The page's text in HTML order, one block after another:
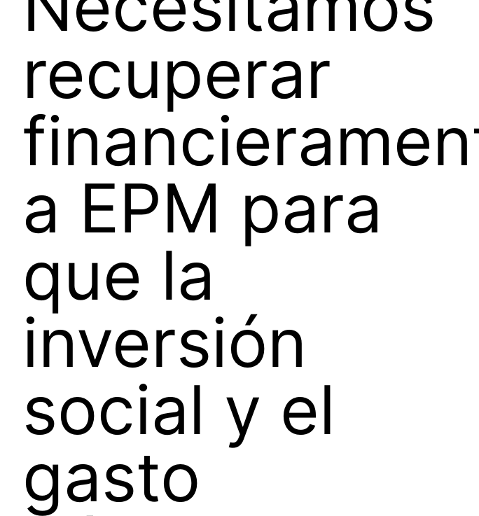
recuperar
a EPM para
que la
inversión
social y el
gasto